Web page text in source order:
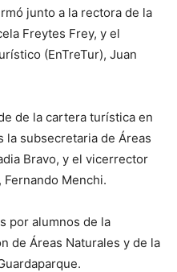
junto a la rectora de la
Freytes Frey, y el
(EnTreTur), Juan
de la cartera turística en
la subsecretaria de Áreas
Bravo, y el vicerrector
Menchi.
por alumnos de la
de Áreas Naturales y de la